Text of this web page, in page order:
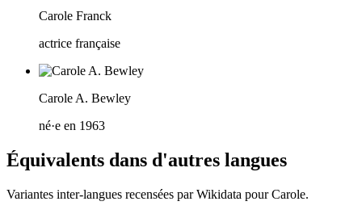
Carole Franck
actrice française
Carole A. Bewley
né·e en 1963
Équivalents dans d'autres langues
Variantes inter-langues recensées par Wikidata pourCarole.